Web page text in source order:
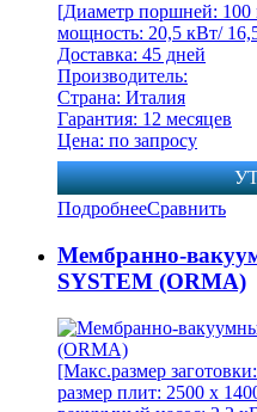
[Диаметр поршней: 100
мощность: 20,5 кВт/
Доставка: 45 дней
Производитель:
Страна: Италия
Гарантия: 12 месяцев
Цена: по запросу
ПодробнееСравнить
Мембранно-
SYSTEM (ORMA)
[Макс.размер
размер плит: 2500 x